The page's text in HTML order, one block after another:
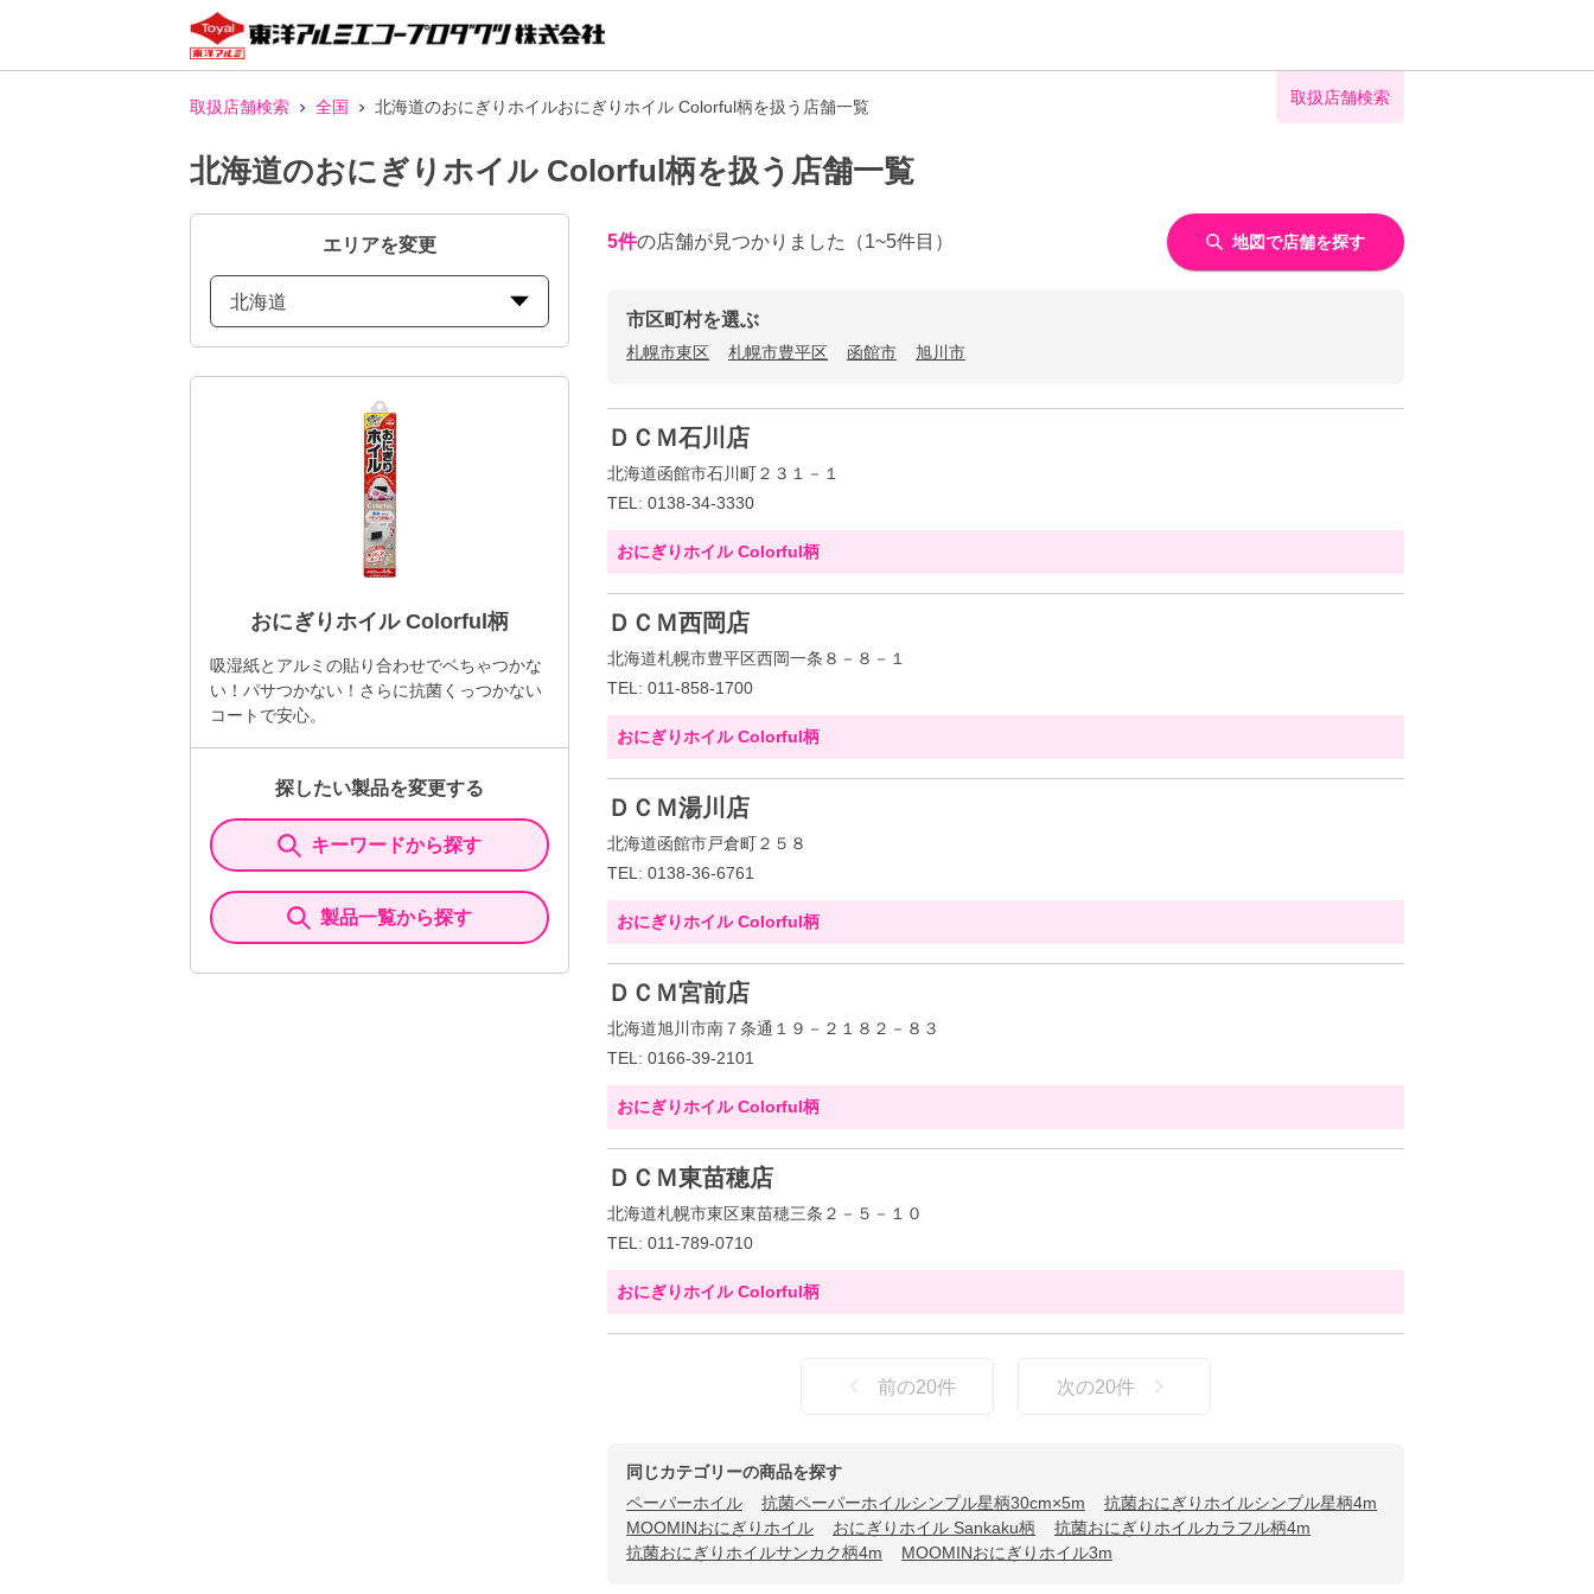
取扱店舗検索 全国 北海道のおにぎりホイルおにぎりホイル Colorful柄を扱う店舗一覧 取扱店舗検索
北海道のおにぎりホイル Colorful柄を扱う店舗一覧
エリアを変更
北海道
おにぎりホイル Colorful柄
吸湿紙とアルミの貼り合わせでベちゃつかな
い！パサつかない！さらに抗菌くっつかない
コートで安心。
探したい製品を変更する
キーワードから探す
製品一覧から探す
5件の店舗が見つかりました （1~5件目） 地図で店舗を探す
市区町村を選ぶ
札幌市東区 札幌市豊平区 函館市 旭川市
ＤＣＭ石川店
北海道函館市石川町２３１－１
TEL: 0138-34-3330
おにぎりホイル Colorful柄
ＤＣＭ西岡店
北海道札幌市豊平区西岡一条８－８－１
TEL: 011-858-1700
おにぎりホイル Colorful柄
ＤＣＭ湯川店
北海道函館市戸倉町２５８
TEL: 0138-36-6761
おにぎりホイル Colorful柄
ＤＣＭ宮前店
北海道旭川市南７条通１９－２１８２－８３
TEL: 0166-39-2101
おにぎりホイル Colorful柄
ＤＣＭ東苗穂店
北海道札幌市東区東苗穂三条２－５－１０
TEL: 011-789-0710
おにぎりホイル Colorful柄
前の20件 次の20件
同じカテゴリーの商品を探す
ペーパーホイル
抗菌ペーパーホイルシンプル星柄30cm×5m
抗菌おにぎりホイルシンプル星柄4m
MOOMINおにぎりホイル
おにぎりホイル Sankaku柄
抗菌おにぎりホイルカラフル柄4m
抗菌おにぎりホイルサンカク柄4m
MOOMINおにぎりホイル3m